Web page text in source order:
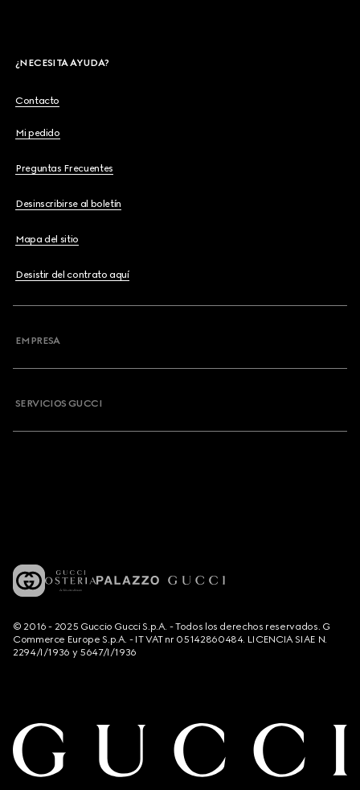
¿NECESITA AYUDA?
Contacto
Mi pedido
Preguntas Frecuentes
Desinscribirse al boletín
Mapa del sitio
Desistir del contrato aquí
EMPRESA
SERVICIOS GUCCI
© 2016 - 2025 Guccio Gucci S.p.A. - Todos los derechos reservados. G
Commerce Europe S.p.A. - IT VAT nr 05142860484. LICENCIA SIAE N.
2294/I/1936 y 5647/I/1936